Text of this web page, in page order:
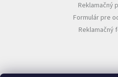
Reklamačný
Formulár pre
Reklamačný